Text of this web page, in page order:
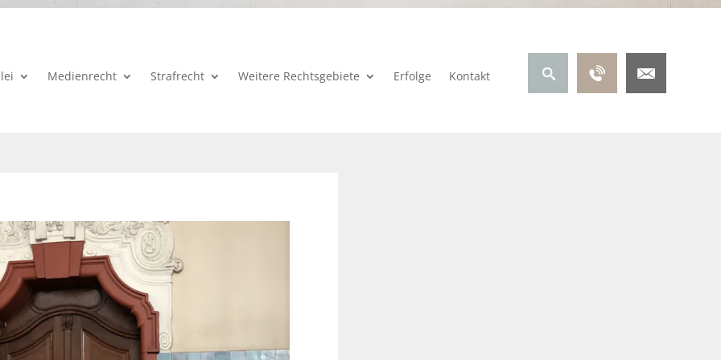
Medienrecht Strafrecht Weitere Rechtsgebiete Erfolge Kontakt